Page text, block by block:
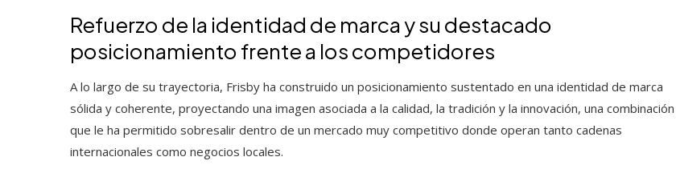
Refuerzo de la identidad de marca y su destacado
posicionamiento frente a los competidores
A lo largo de su trayectoria, Frisby ha construido un posicionamiento sustentado en una identidad de marca
sólida y coherente, proyectando una imagen asociada a la calidad, la tradición y la innovación, una combinación
que le ha permitido sobresalir dentro de un mercado muy competitivo donde operan tanto cadenas
internacionales como negocios locales.